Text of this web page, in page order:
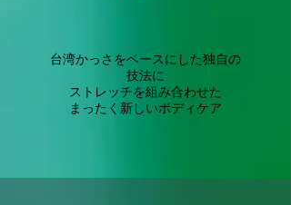
台湾かっさをベースにした独自の
技法に
ストレッチを組み合わせた
まったく新しいボディケア